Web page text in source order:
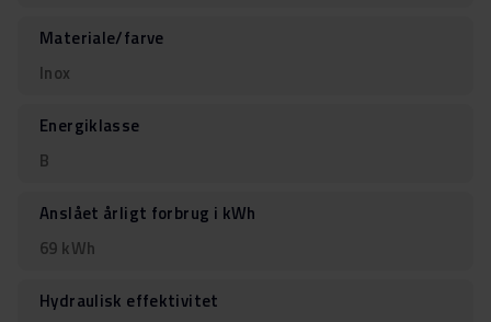
Materiale/farve
Inox
Energiklasse
B
Anslået årligt forbrug i kWh
69 kWh
Hydraulisk effektivitet